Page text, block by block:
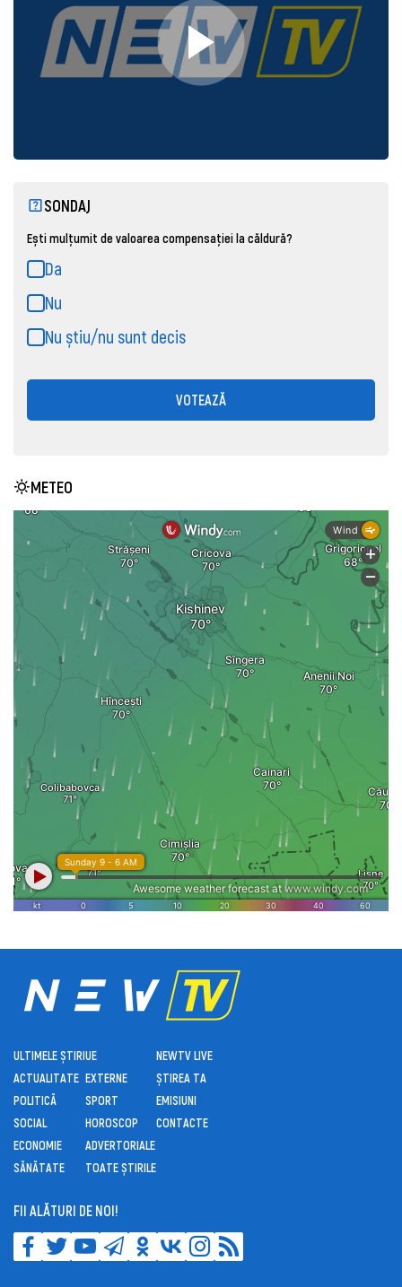
SONDAJ
Ești mulțumit de valoarea compensației la căldură?
Da
Nu
Nu știu/nu sunt decis
VOTEAZĂ
METEO
ULTIMELE ȘTIRI
ACTUALITATE
POLITICĂ
SOCIAL
ECONOMIE
SĂNĂTATE
UE
EXTERNE
SPORT
HOROSCOP
ADVERTORIALE
TOATE ȘTIRILE
NEWTV LIVE
ȘTIREA TA
EMISIUNI
CONTACTE
FII ALĂTURI DE NOI!